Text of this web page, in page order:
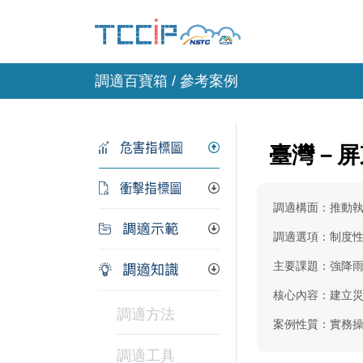
調適百寶箱 / 參考案例
調適方法
調適工具
臺灣－
調適構面：推動
調適選項：制度性
主要課題：強降
核心內容：建立
案例性質：實務